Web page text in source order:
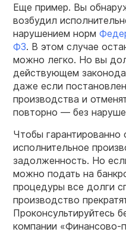
Еще пример. Вы
возбудил
нарушением норм
ФЗ. В этом случае
можно легко. Но вы
действующем
даже если
производства и
повторно — без
Чтобы гарантированно
исполнительное
задолженность. Но
можно подать на
процедуры все долги
производство
Проконсультируйтесь
компании «Финансово-